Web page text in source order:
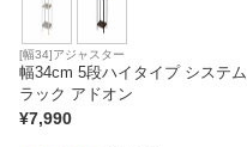
ガーデン
タワー
[幅34]アジャスター
幅34cm 5段ハイタイプ システム
ラック アドオン
¥7,990